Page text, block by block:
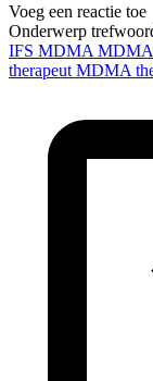
Voeg een reactie toe
Onderwerp
IFS MDMA MDMA
therapeut MDMA